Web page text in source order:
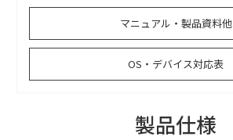
マニュアル・製品資料他
OS・デバイス対応表
製品仕様